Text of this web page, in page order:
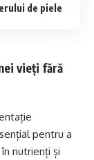
de piele
vieți fără
pentru a
nutrienți și